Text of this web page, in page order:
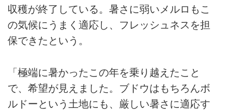
収穫が終了している。暑さに弱いメルロもこ
の気候にうまく適応し、フレッシュネスを担
保できたという。
「極端に暑かったこの年を乗り越えたこと
で、希望が見えました。ブドウはもちろんボ
ルドーという土地にも、厳しい暑さに適応す